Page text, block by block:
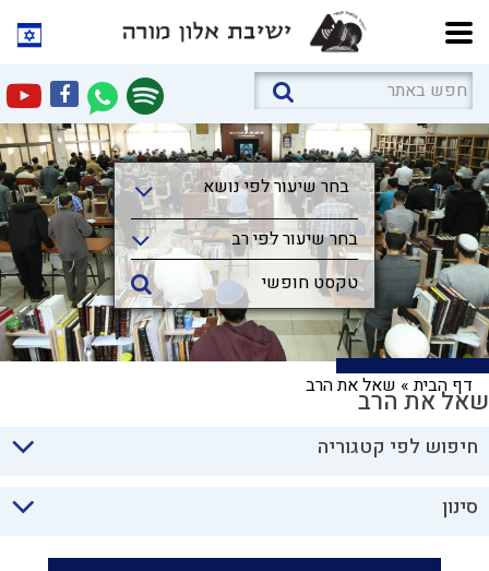
בחר שיעור לפי נושא
בחר שיעור לפי נושא
בחר שיעור לפי רב
דף הבית» שאל את הרבשאל את הרב
חיפוש לפי קטגוריה
סינון